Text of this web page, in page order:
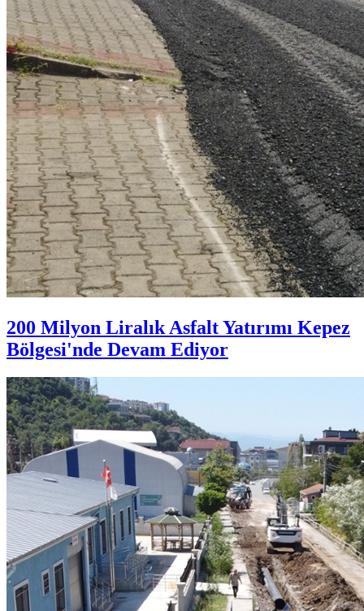
200 Milyon Liralık Asfalt Yatırımı Kepez
Bölgesi'nde Devam Ediyor